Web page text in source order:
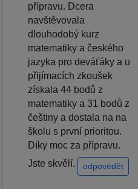
přípravu. Dcera
navštěvovala
dlouhodobý kurz
matematiky a českého
jazyka pro deváťáky a u
přijímacích zkoušek
získala 44 bodů z
matematiky a 31 bodů z
češtiny a dostala na na
školu s první prioritou.
Díky moc za přípravu.
Jste skvělí.
odpovědět